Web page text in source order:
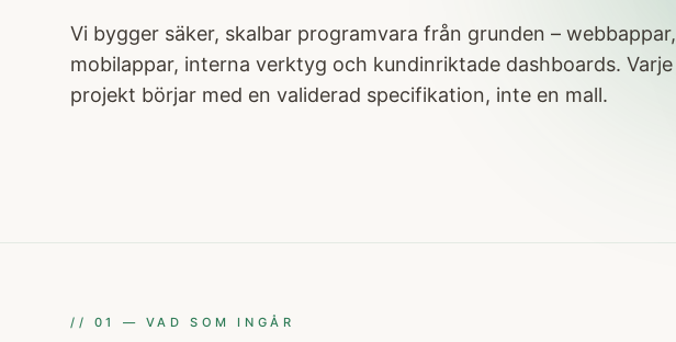
Vi bygger säker, skalbar programvara från grunden – webbappar,
mobilappar, interna verktyg och kundinriktade dashboards. Varje
projekt börjar med en validerad specifikation, inte en mall.
// 01 — VAD SOM INGÅR